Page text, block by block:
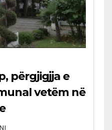
përgjigjja e
vetëm në